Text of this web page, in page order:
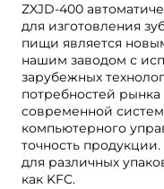
ZXJD-400
для изготовления
пищи является
нашим заводом с
зарубежных
потребностей
современной
компьютерного
точность
для различных
как KFC.